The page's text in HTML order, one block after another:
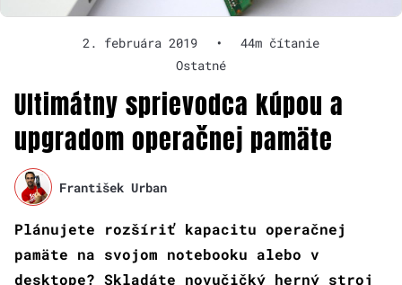
2. februára 2019 •
44m čítanie
Ostatné
Ultimátny sprievodca kúpou a
upgradom operačnej pamäte
František Urban
Plánujete rozšíriť kapacitu operačnej
pamäte na svojom notebooku alebo v
desktope? Skladáte novučičký herný stroj